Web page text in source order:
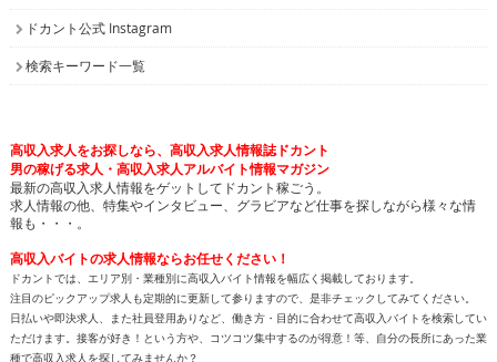
ドカント公式 Instagram
検索キーワード一覧
高収入求人をお探しなら、高収入求人情報誌ドカント
男の稼げる求人・高収入求人アルバイト情報マガジン
最新の高収入求人情報をゲットしてドカント稼ごう。
求人情報の他、特集やインタビュー、グラビアなど仕事を探しながら様々な情
報も・・・。
高収入バイトの求人情報ならお任せください！
ドカントでは、エリア別・業種別に高収入バイト情報を幅広く掲載しております。
注目のピックアップ求人も定期的に更新して参りますので、是非チェックしてみてください。
日払いや即決求人、また社員登用ありなど、働き方・目的に合わせて高収入バイトを検索してい
ただけます。接客が好き！という方や、コツコツ集中するのが得意！等、自分の長所にあった業
種で高収入求人を探してみませんか？